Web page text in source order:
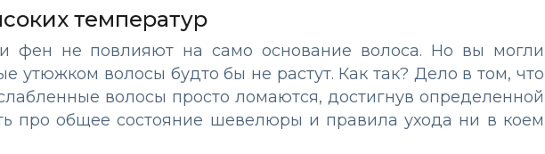
температур
фен не повлияют на само основание волоса. Но вы могли
утюжком волосы будто бы не растут. Как так? Дело в том, что
волосы просто ломаются, достигнув определенной
про общее состояние шевелюры и правила ухода ни в коем